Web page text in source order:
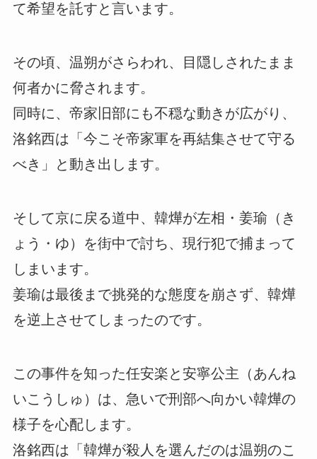
て希望を託すと言います。
その頃、温朔がさらわれ、目隠しされたまま
何者かに脅されます。
同時に、帝家旧部にも不穏な動きが広がり、
洛銘西は「今こそ帝家軍を再結集させて守る
べき」と動き出します。
そして京に戻る道中、韓燁が左相・姜瑜（き
ょう・ゆ）を街中で討ち、現行犯で捕まって
しまいます。
姜瑜は最後まで挑発的な態度を崩さず、韓燁
を逆上させてしまったのです。
この事件を知った任安楽と安寧公主（あんね
いこうしゅ）は、急いで刑部へ向かい韓燁の
様子を心配します。
洛銘西は「韓燁が殺人を選んだのは温朔のこ